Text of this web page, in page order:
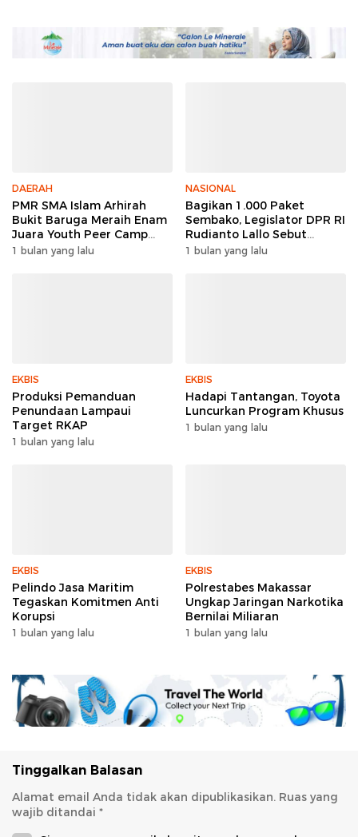
DAERAH
PMR SMA Islam Arhirah
Bukit Baruga Meraih Enam
Juara Youth Peer Camp
2026
1 bulan yang lalu
NASIONAL
Bagikan 1.000 Paket
Sembako, Legislator DPR RI
Rudianto Lallo Sebut
Kepercayaan Publik Ke
1 bulan yang lalu
EKBIS
Produksi Pemanduan
Penundaan Lampaui
Target RKAP
1 bulan yang lalu
EKBIS
Hadapi Tantangan, Toyota
Luncurkan Program Khusus
1 bulan yang lalu
EKBIS
Pelindo Jasa Maritim
Tegaskan Komitmen Anti
Korupsi
1 bulan yang lalu
EKBIS
Polrestabes Makassar
Ungkap Jaringan Narkotika
Bernilai Miliaran
1 bulan yang lalu
Tinggalkan Balasan
Alamat email Anda tidak akan dipublikasikan. Ruas yang
wajib ditandai *